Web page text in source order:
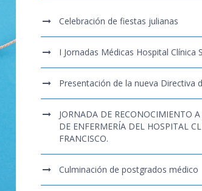
Celebración de fiestas julianas
I Jornadas Médicas Hospital Clínica
Presentación de la nueva Directiva
JORNADA DE RECONOCIMIENTO A
DE ENFERMERÍA DEL HOSPITAL
FRANCISCO.
Culminación de postgrados médico